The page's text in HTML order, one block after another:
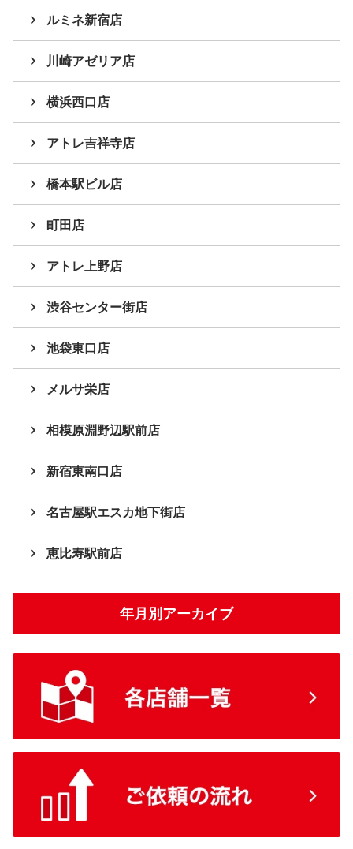
ルミネ新宿店
川崎アゼリア店
横浜西口店
アトレ吉祥寺店
橋本駅ビル店
町田店
アトレ上野店
渋谷センター街店
池袋東口店
メルサ栄店
相模原淵野辺駅前店
新宿東南口店
名古屋駅エスカ地下街店
恵比寿駅前店
年月別アーカイブ